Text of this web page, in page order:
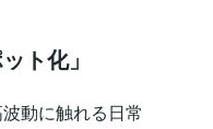
ト化」
動に触れる日常